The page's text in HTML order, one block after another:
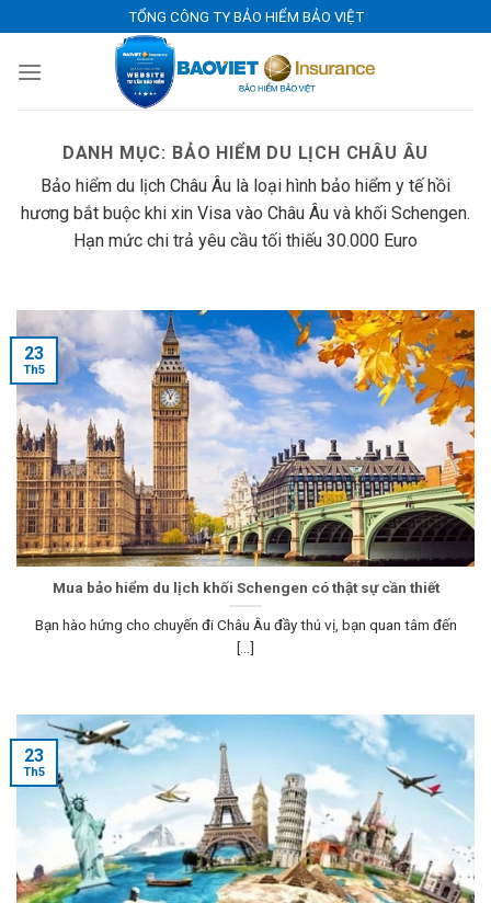
to
content
TỔNG CÔNG TY BẢO HIỂM BẢO VIỆT
DANH MỤC: BẢO HIỂM DU LỊCH CHÂU ÂU
Bảo hiểm du lịch Châu Âu là loại hình bảo hiểm y tế hồi
hương bắt buộc khi xin Visa vào Châu Âu và khối Schengen.
Hạn mức chi trả yêu cầu tối thiếu 30.000 Euro
Mua bảo hiểm du lịch khối Schengen có thật sự cần thiết
Bạn hào hứng cho chuyến đi Châu Âu đầy thú vị, bạn quan tâm đến
[...]
23
Th5
23
Th5